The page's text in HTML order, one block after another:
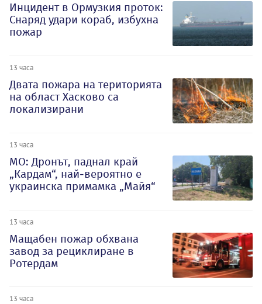
Инцидент в Ормузкия проток:
Снаряд удари кораб, избухна
пожар
13 часа
Двата пожара на територията
на област Хасково са
локализирани
13 часа
МО: Дронът, паднал край
„Кардам“, най-вероятно е
украинска примамка „Майя“
13 часа
Мащабен пожар обхвана
завод за рециклиране в
Ротердам
13 часа